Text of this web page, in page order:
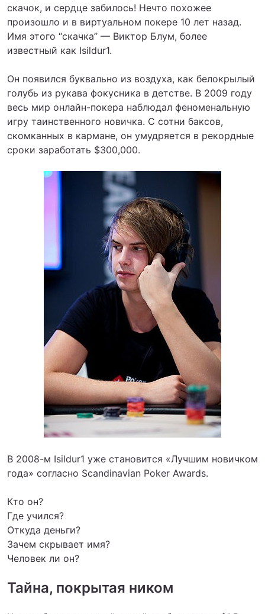
скачок, и сердце забилось! Нечто похожее
произошло и в виртуальном покере 10 лет назад.
Имя этого “скачка” — Виктор Блум, более
известный как Isildur1.
Он появился буквально из воздуха, как белокрылый
голубь из рукава фокусника в детстве. В 2009 году
весь мир онлайн-покера наблюдал феноменальную
игру таинственного новичка. С сотни баксов,
скомканных в кармане, он умудряется в рекордные
сроки заработать $300,000.
В 2008-м Isildur1 уже становится «Лучшим новичком
года» согласно Scandinavian Poker Awards.
Кто он?
Где учился?
Откуда деньги?
Зачем скрывает имя?
Человек ли он?
Тайна, покрытая ником